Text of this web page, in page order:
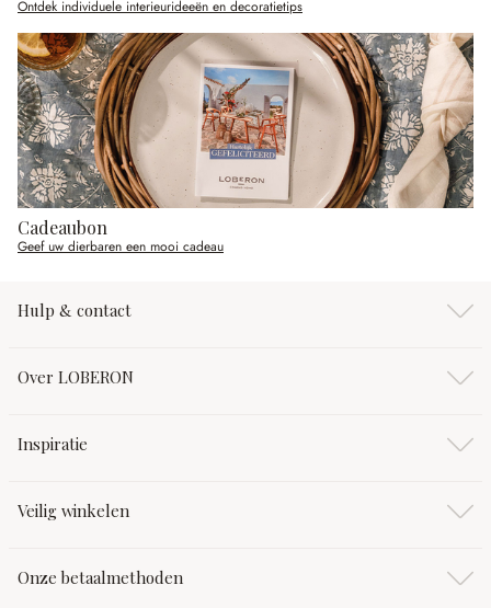
Ontdek individuele interieurideeën en decoratietips
Cadeaubon
Geef uw dierbaren een mooi cadeau
Hulp & contact
Over LOBERON
Inspiratie
Veilig winkelen
Onze betaalmethoden